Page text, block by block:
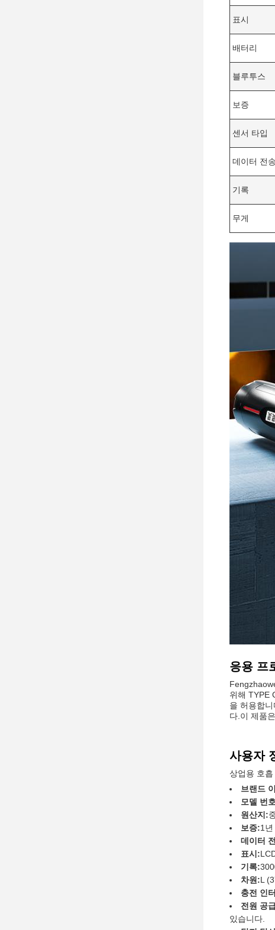
표시
배터리
블루투스
보증
센서 타입
데이터 전송
기록
무게
응용 프
위해 TYPE
을 허용합
다.이 제품
사용자
상업용 호흡
브랜드
모델 번
원산지:
보증:1년
데이터
표시:
기록:
차원:L
충전 인
전원 공
있습니다.